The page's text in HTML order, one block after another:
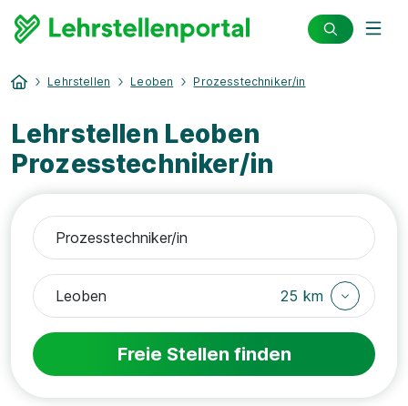
Lehrstellen Leoben Prozesstechniker/in
Lehrstellen Leoben
Prozesstechniker/in
25 km
Freie Stellen finden